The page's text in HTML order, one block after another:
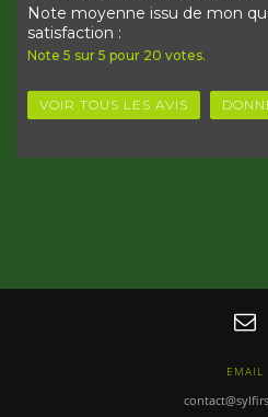
Note moyenne issu de mon
satisfaction :
Note 5 sur 5 pour 20 votes.
VOIR TOUS LES AVIS
EMAIL